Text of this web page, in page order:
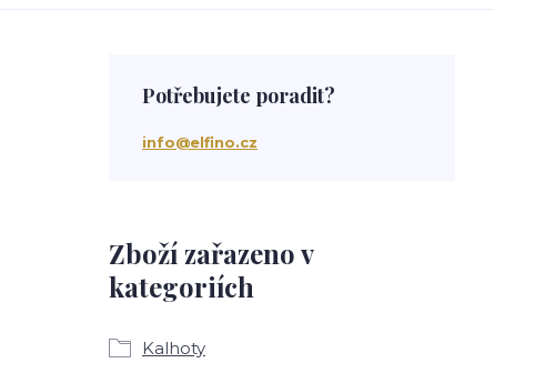
Zboží zařazeno v
kategoriích
Kalhoty
Potřebujete poradit?
info@elfino.cz